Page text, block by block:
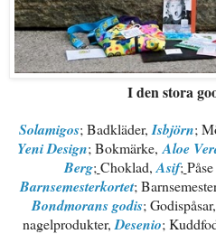
I den stora
Solamigos;Badkläder,Isbjörn;
Yeni Design;Bokmärke,Aloe
Berg;Choklad,Asif;
Barnsemesterkortet;
Bondmorans godis;
nagelprodukter,Desenio;